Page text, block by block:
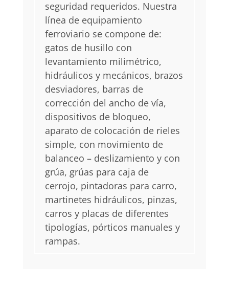
seguridad requeridos. Nuestra
línea de equipamiento
ferroviario se compone de:
gatos de husillo con
levantamiento milimétrico,
hidráulicos y mecánicos, brazos
desviadores, barras de
corrección del ancho de vía,
dispositivos de bloqueo,
aparato de colocación de rieles
simple, con movimiento de
balanceo – deslizamiento y con
grúa, grúas para caja de
cerrojo, pintadoras para carro,
martinetes hidráulicos, pinzas,
carros y placas de diferentes
tipologías, pórticos manuales y
rampas.